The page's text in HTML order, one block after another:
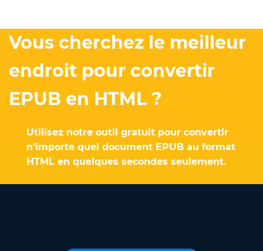
Vous cherchez le meilleur
endroit pour convertir
EPUB en HTML ?
Utilisez notre outil gratuit pour convertir
n'importe quel document EPUB au format
HTML en quelques secondes seulement.